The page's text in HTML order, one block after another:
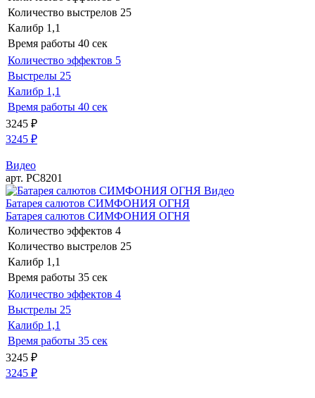
Количество выстрелов 25
Калибр 1,1
Время работы 40 сек
Количество эффектов 5
Выстрелы 25
Калибр 1,1
Время работы 40 сек
3245 ₽
3245 ₽
Видео
арт. РС8201
Видео
Батарея салютов СИМФОНИЯ ОГНЯ
Батарея салютов СИМФОНИЯ ОГНЯ
Количество эффектов 4
Количество выстрелов 25
Калибр 1,1
Время работы 35 сек
Количество эффектов 4
Выстрелы 25
Калибр 1,1
Время работы 35 сек
3245 ₽
3245 ₽